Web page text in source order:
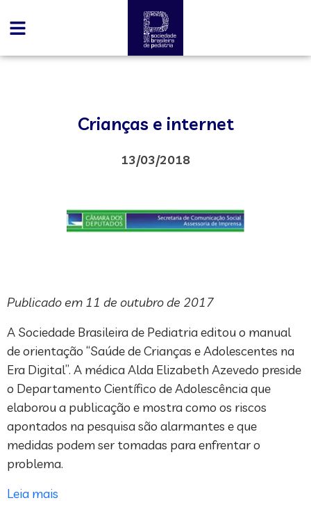
Crianças e internet
13/03/2018
Publicado em 11 de outubro de 2017
A Sociedade Brasileira de Pediatria editou o manual
de orientação “Saúde de Crianças e Adolescentes na
Era Digital”. A médica Alda Elizabeth Azevedo preside
o Departamento Científico de Adolescência que
elaborou a publicação e mostra como os riscos
apontados na pesquisa são alarmantes e que
medidas podem ser tomadas para enfrentar o
problema.
Leia mais